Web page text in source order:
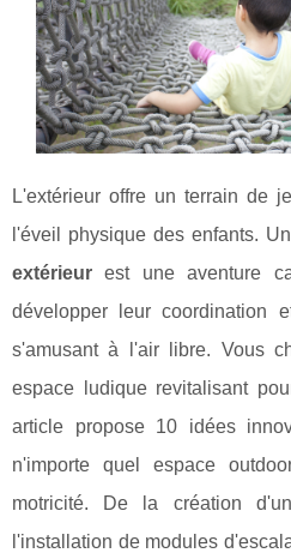
L'extérieur offre un terrain de
l'éveil physique des enfants. Un
extérieur est une aventure
développer leur coordination
s'amusant à l'air libre. Vous
espace ludique revitalisant
article propose 10 idées
n'importe quel espace
motricité. De la création
l'installation de modules